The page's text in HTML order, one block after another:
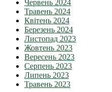
Червень 2024
Травень 2024
Квітень 2024
Березень 2024
Листопад 2023
Жовтень 2023
Вересень 2023
Серпень 2023
Липень 2023
Травень 2023